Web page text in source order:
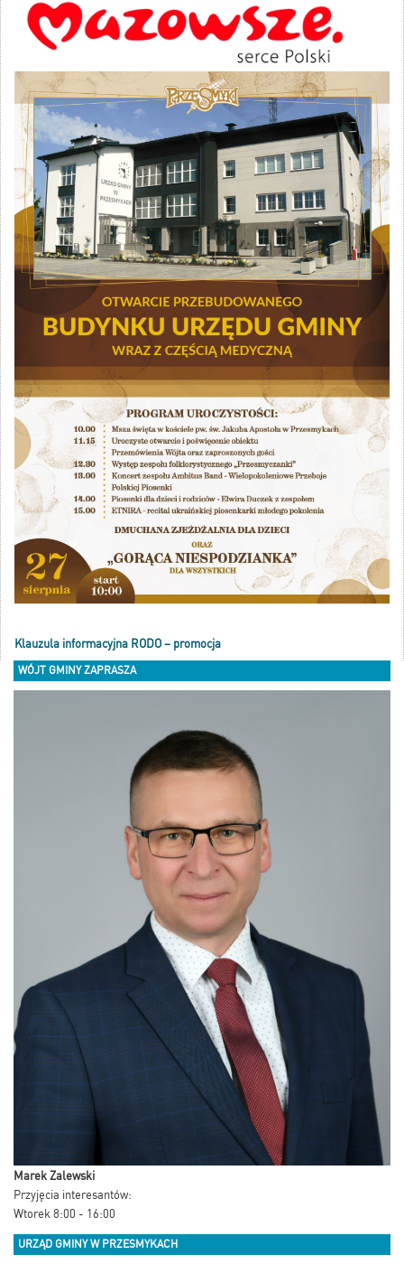
Klauzula informacyjna RODO – promocja
WÓJT GMINY ZAPRASZA
Marek Zalewski
Przyjęcia interesantów:
Wtorek 8:00 - 16:00
URZĄD GMINY W PRZESMYKACH